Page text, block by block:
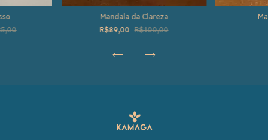
Mandala da Clareza
R$89,00 R$100,00